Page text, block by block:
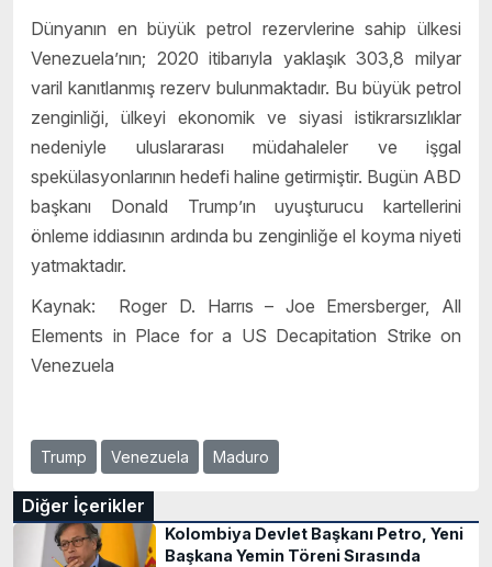
Dünyanın en büyük petrol rezervlerine sahip ülkesi
Venezuela’nın; 2020 itibarıyla yaklaşık 303,8 milyar
varil kanıtlanmış rezerv bulunmaktadır. Bu büyük petrol
zenginliği, ülkeyi ekonomik ve siyasi istikrarsızlıklar
nedeniyle uluslararası müdahaleler ve işgal
spekülasyonlarının hedefi haline getirmiştir. Bugün ABD
başkanı Donald Trump’ın uyuşturucu kartellerini
önleme iddiasının ardında bu zenginliğe el koyma niyeti
yatmaktadır.
Kaynak: Roger D. Harrıs – Joe Emersberger, All
Elements in Place for a US Decapitation Strike on
Venezuela
Trump Venezuela Maduro
Diğer İçerikler
Kolombiya Devlet Başkanı Petro, Yeni
Başkana Yemin Töreni Sırasında